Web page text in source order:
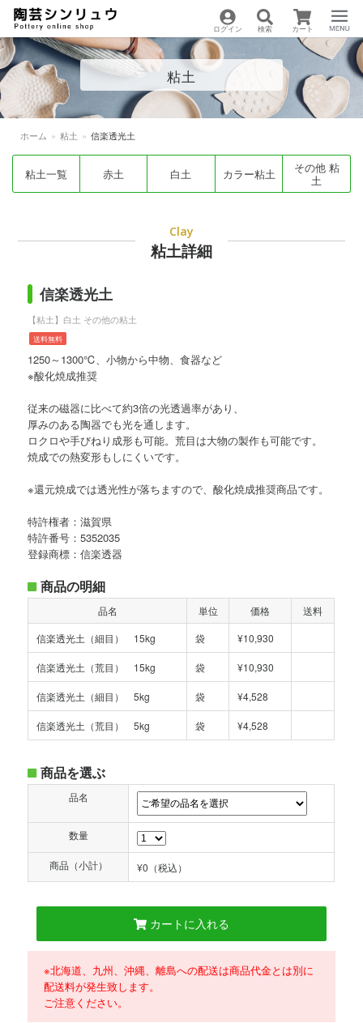
陶芸用品の通販サイト
| 陶芸シンリュウ
ログイン 検索 カート
Menu
粘土
ホーム » 粘土 » 信楽透光土
粘土一覧 赤土 白土 カラー粘土
その他 粘
土
Clay
粘土詳細
信楽透光土
【粘土】白土 その他の粘土
送料無料
1250～1300℃、小物から中物、食器など
※酸化焼成推奨
従来の磁器に比べて約3倍の光透過率があり、
厚みのある陶器でも光を通します。
ロクロや手びねり成形も可能。荒目は大物の製作も可能です。
焼成での熱変形もしにくいです。
※還元焼成では透光性が落ちますので、酸化焼成推奨商品です。
特許権者：滋賀県
特許番号：5352035
登録商標：信楽透器
商品の明細
品名 単位 価格
送料
信楽透光土（細目） 15kg
袋 ¥10,930
信楽透光土（荒目） 15kg 袋 ¥10,930
信楽透光土（細目） 5kg 袋 ¥4,528
信楽透光土（荒目） 5kg 袋 ¥4,528
商品を選ぶ
品名
数量
商品（小計） ¥0 （税込）
カートに入れる
※北海道、九州、沖縄、離島への配送は商品代金とは別に
配送料が発生致します。
ご注意ください。